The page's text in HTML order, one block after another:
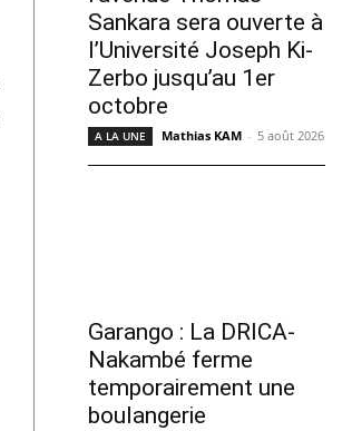
Sankara sera ouverte à
l’Université Joseph Ki-
Zerbo jusqu’au 1er
octobre
A LA UNE Mathias KAM - 5 août 2026
Garango : La DRICA-
Nakambé ferme
temporairement une
boulangerie